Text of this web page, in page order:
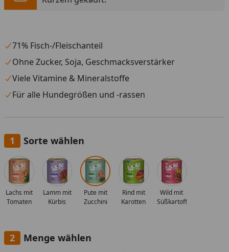
71% Fisch-/Fleischanteil
Ohne Zucker, Soja, Geschmacksverstärker
Viele Vitamine & Mineralstoffe
Für alle Hundegrößen und -rassen
Sorte wählen
Alle anzeigen (5)
Lachs mit
Tomaten
Lamm mit
Kürbis
Pute mit
Zucchini
Rind mit
Karotten
Wild mit
Süßkartoffeln
Menge wählen